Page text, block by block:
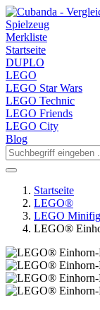
Merkliste
Startseite
DUPLO
LEGO
LEGO Star Wars
LEGO Technic
LEGO Friends
LEGO City
Blog
Startseite
LEGO®
LEGO
LEGO®